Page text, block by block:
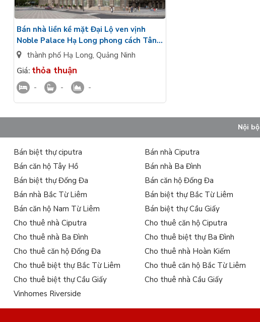
Bán nhà liền kề mặt Đại Lộ ven vịnh
Noble Palace Hạ Long phong cách Tân
Cổ Điển 4 tầng hướng Đông
thành phố Hạ Long, Quảng Ninh
Giá: thỏa thuận
- - -
Nội bộ
Bán biệt thự ciputra Bán nhà Ciputra
Bán căn hộ Tây Hồ
Bán nhà Ba Đình
Bán biệt thự Đống Đa
Bán căn hộ Đống Đa
Bán nhà Bắc Từ Liêm
Bán biệt thự Bắc Từ Liêm
Bán căn hộ Nam Từ Liêm
Bán biệt thự Cầu Giấy
Cho thuê nhà Ciputra
Cho thuê căn hộ Ciputra
Cho thuê nhà Ba Đình
Cho thuê biệt thự Ba Đình
Cho thuê căn hộ Đống Đa
Cho thuê nhà Hoàn Kiếm
Cho thuê biệt thự Bắc Từ Liêm
Cho thuê căn hộ Bắc Từ Liêm
Cho thuê biệt thự Cầu Giấy
Cho thuê nhà Cầu Giấy
Vinhomes Riverside